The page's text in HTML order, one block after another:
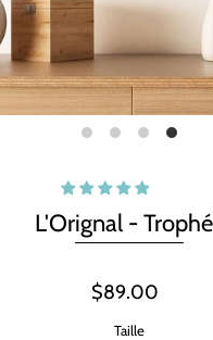
L'Orignal -
$89.00
Taille